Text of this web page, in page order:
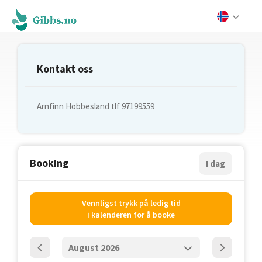
Kontakt oss
Arnfinn Hobbesland tlf 97199559
Booking I dag
Vennligst trykk på ledig tid
i kalenderen for å booke